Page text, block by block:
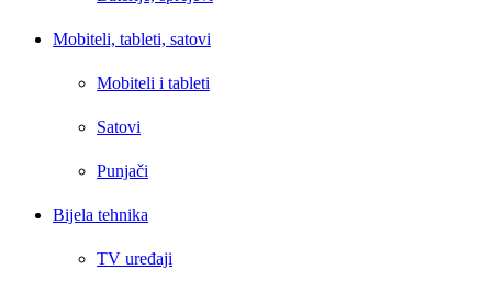
Mobiteli, tableti, satovi
Mobiteli i tableti
Satovi
Punjači
Bijela tehnika
TV uređaji